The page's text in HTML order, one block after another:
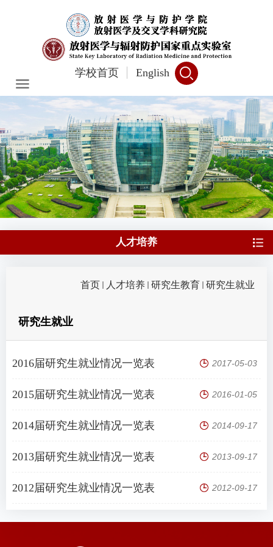
学校首页 English
人才培养
首页 人才培养 研究生教育 研究生就业
研究生就业
2016届研究生就业情况一览表 2017-05-03
2015届研究生就业情况一览表 2016-01-05
2014届研究生就业情况一览表 2014-09-17
2013届研究生就业情况一览表 2013-09-17
2012届研究生就业情况一览表 2012-09-17